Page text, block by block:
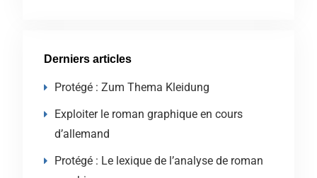
Derniers articles
Protégé : Zum Thema Kleidung
Exploiter le roman graphique en cours
d’allemand
Protégé : Le lexique de l’analyse de roman